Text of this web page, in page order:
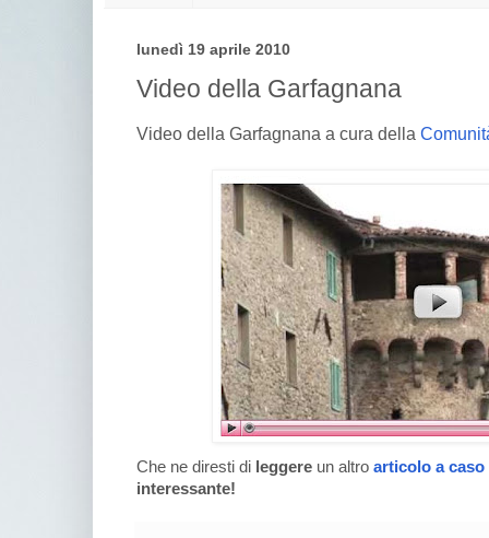
lunedì 19 aprile 2010
Video della Garfagnana
Video della Garfagnana a cura della
Che ne diresti di leggere un altro articolo a caso
interessante!